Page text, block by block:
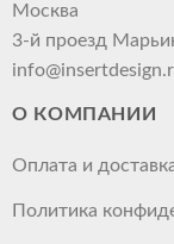
Москва
3-й проезд
О КОМПАНИИ
Оплата и
Политика